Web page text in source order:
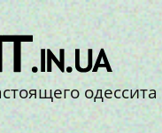
одессита